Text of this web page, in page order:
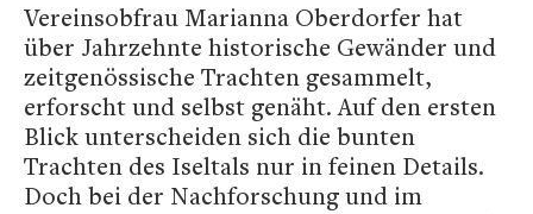
Vereinsobfrau Marianna Oberdorfer hat
über Jahrzehnte historische Gewänder und
zeitgenössische Trachten gesammelt,
erforscht und selbst genäht. Auf den ersten
Blick unterscheiden sich die bunten
Trachten des Iseltals nur in feinen Details.
Doch bei der Nachforschung und im